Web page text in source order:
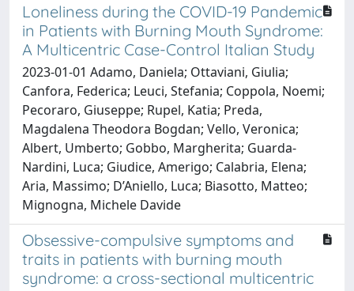
Loneliness during the COVID-19 Pandemic
in Patients with Burning Mouth Syndrome:
A Multicentric Case-Control Italian Study
2023-01-01 Adamo, Daniela; Ottaviani, Giulia;
Canfora, Federica; Leuci, Stefania; Coppola, Noemi;
Pecoraro, Giuseppe; Rupel, Katia; Preda,
Magdalena Theodora Bogdan; Vello, Veronica;
Albert, Umberto; Gobbo, Margherita; Guarda-
Nardini, Luca; Giudice, Amerigo; Calabria, Elena;
Aria, Massimo; D’Aniello, Luca; Biasotto, Matteo;
Mignogna, Michele Davide
Obsessive-compulsive symptoms and
traits in patients with burning mouth
syndrome: a cross-sectional multicentric